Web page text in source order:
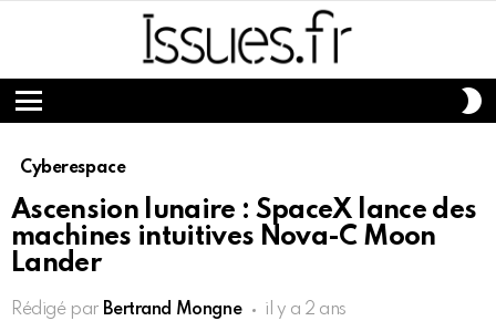
Menu
Cyberespace
Ascension lunaire : SpaceX lance des
machines intuitives Nova-C Moon
Lander
Rédigé par Bertrand Mongne il y a 2 ans